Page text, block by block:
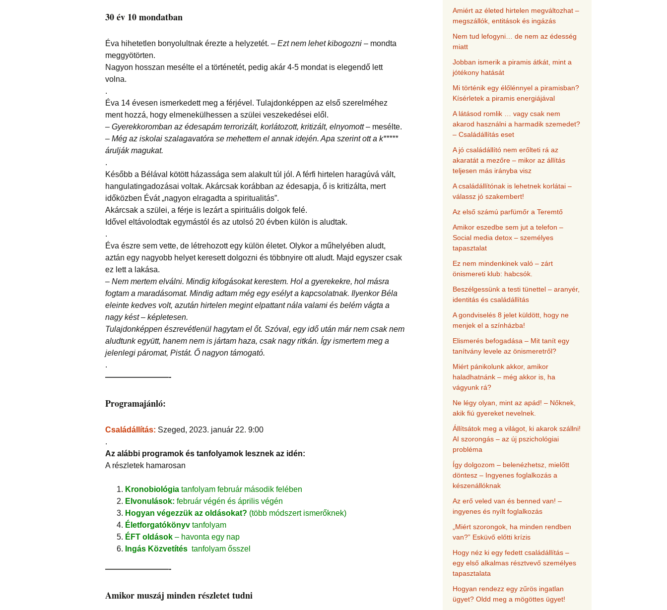
30 év 10 mondatban
Éva hihetetlen bonyolultnak érezte a helyzetét. – Ezt nem lehet kibogozni – mondta
meggyötörten.
Nagyon hosszan mesélte el a történetét, pedig akár 4-5 mondat is elegendő lett
volna.
.
Éva 14 évesen ismerkedett meg a férjével. Tulajdonképpen az első szerelméhez
ment hozzá, hogy elmenekülhessen a szülei veszekedései elől.
– Gyerekkoromban az édesapám terrorizált, korlátozott, kritizált, elnyomott– mesélte.
– Még az iskolai szalagavatóra se mehettem el annak idején. Apa szerint ott a k*****
árulják magukat.
.
Később a Bélával kötött házassága sem alakult túl jól. A férfi hirtelen haragúvá vált,
hangulatingadozásai voltak. Akárcsak korábban az édesapja, ő is kritizálta, mert
időközben Évát „nagyon elragadta a spiritualitás”.
Akárcsak a szülei, a férje is lezárt a spirituális dolgok felé.
Idővel eltávolodtak egymástól és az utolsó 20 évben külön is aludtak.
.
Éva észre sem vette, de létrehozott egy külön életet. Olykor a műhelyében aludt,
aztán egy nagyobb helyet keresett dolgozni és többnyire ott aludt. Majd egyszer csak
ez lett a lakása.
– Nem mertem elválni. Mindig kifogásokat kerestem. Hol a gyerekekre, hol másra
fogtam a maradásomat. Mindig adtam még egy esélyt a kapcsolatnak. Ilyenkor Béla
eleinte kedves volt, azután hirtelen megint elpattant nála valami és belém vágta a
nagy kést – képletesen.
Tulajdonképpen észrevétlenül hagytam el őt. Szóval, egy idő után már nem csak nem
aludtunk együtt, hanem nem is jártam haza, csak nagy ritkán. Így ismertem meg a
jelenlegi páromat, Pistát. Ő nagyon támogató.
.
————————-
Programajánló:
Családállítás: Szeged, 2023. január 22. 9:00
.
Az alábbi programok és tanfolyamok lesznek az idén:
A részletek hamarosan
Kronobiológia tanfolyam február második felében
Elvonulások: február végén és április végén
Hogyan végezzük az oldásokat? (több módszert ismerőknek)
Életforgatókönyv tanfolyam
ÉFT oldások – havonta egy nap
Ingás Közvetítés tanfolyam ősszel
————————-
Amikor muszáj minden részletet tudni
Amiért az életed hirtelen megváltozhat –
megszállók, entitások és ingázás
Nem tud lefogyni… de nem az édesség
miatt
Jobban ismerik a piramis átkát, mint a
jótékony hatását
Mi történik egy élőlénnyel a piramisban?
Kísérletek a piramis energiájával
A látásod romlik … vagy csak nem
akarod használni a harmadik szemedet?
– Családállítás eset
A jó családállító nem erőlteti rá az
akaratát a mezőre – mikor az állítás
teljesen más irányba visz
A családállítónak is lehetnek korlátai –
válassz jó szakembert!
Az első számú parfümőr a Teremtő
Amikor eszedbe sem jut a telefon –
Social media detox – személyes
tapasztalat
Ez nem mindenkinek való – zárt
önismereti klub: habcsók.
Beszélgessünk a testi tünettel – aranyér,
identitás és családállítás
A gondviselés 8 jelet küldött, hogy ne
menjek el a színházba!
Elismerés befogadása – Mit tanít egy
tanítvány levele az önismeretről?
Miért pánikolunk akkor, amikor
haladhatnánk – még akkor is, ha
vágyunk rá?
Ne légy olyan, mint az apád! – Nőknek,
akik fiú gyereket nevelnek.
Állítsátok meg a világot, ki akarok szállni!
AI szorongás – az új pszichológiai
probléma
Így dolgozom – belenézhetsz, mielőtt
döntesz – Ingyenes foglalkozás a
készenállóknak
Az erő veled van és benned van! –
ingyenes és nyílt foglalkozás
„Miért szorongok, ha minden rendben
van?” Esküvő előtti krízis
Hogy néz ki egy fedett családállítás –
egy első alkalmas résztvevő személyes
tapasztalata
Hogyan rendezz egy zűrös ingatlan
ügyet? Oldd meg a mögöttes ügyet!